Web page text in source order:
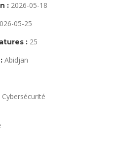
: 2026-05-18
05-25
: 25
Abidjan
Cybersécurité